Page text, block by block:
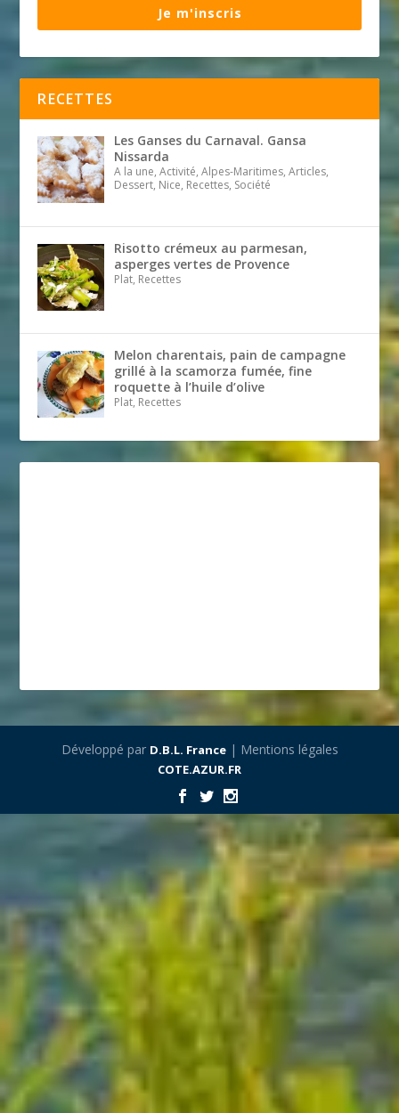
Je m'inscris
RECETTES
Les Ganses du Carnaval. Gansa
Nissarda
A la une, Activité, Alpes-Maritimes, Articles,
Dessert, Nice, Recettes, Société
Risotto crémeux au parmesan,
asperges vertes de Provence
Plat, Recettes
Melon charentais, pain de campagne
grillé à la scamorza fumée, fine
roquette à l’huile d’olive
Plat, Recettes
Développé par D.B.L. France| Mentions légales
COTE.AZUR.FR